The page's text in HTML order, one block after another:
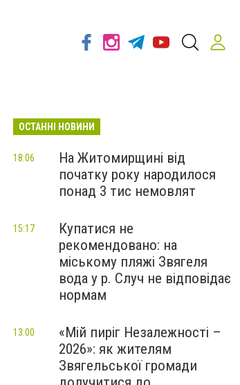
ОСТАННІ НОВИНИ
На Житомирщині від
початку року народилося
понад 3 тис немовлят
18:06
Купатися не
рекомендовано: на
міському пляжі Звягеля
вода у р. Случ не відповідає
нормам
15:17
«Мій пиріг Незалежності –
2026»: як жителям
Звягельської громади
13:00